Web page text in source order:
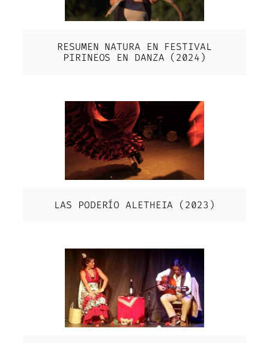
RESUMEN NATURA EN FESTIVAL
PIRINEOS EN DANZA (2024)
LAS PODERÍO ALETHEIA (2023)